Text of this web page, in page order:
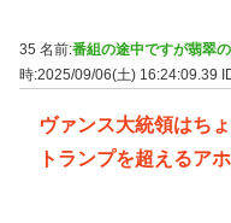
35 名前:番組の途中ですが翡翠
時:2025/09/06(土) 16:24:09.39
ヴァンス大統領はち
トランプを超えるア